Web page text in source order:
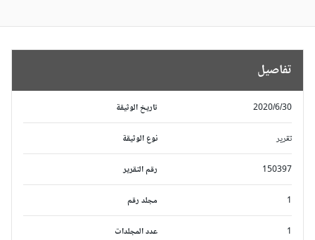
تفاصيل
تاريخ الوثيقة 2020/6/30
نوع الوثيقة تقرير
رقم التقرير 150397
مجلد رقم
عدد المجلدات